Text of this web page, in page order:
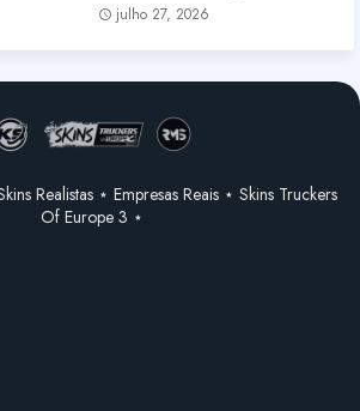
julho 27, 2026
Realistas ⋆ Empresas Reais ⋆ Skins Truckers
Of Europe 3 ⋆